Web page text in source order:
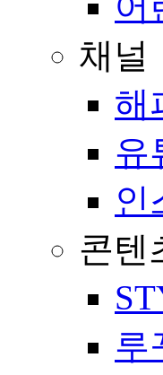
채널
해
유
인
콘텐
루